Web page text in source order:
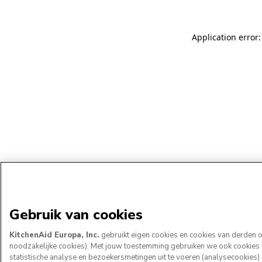
Application
Gebruik van cookies
KitchenAid Europa, Inc. gebruikt eigen cookies en cookies van
noodzakelijke cookies). Met jouw toestemming gebruiken we ook
statistische analyse en bezoekersmetingen uit te voeren